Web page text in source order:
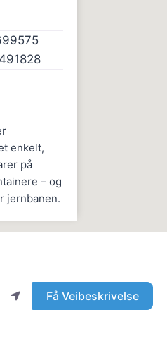
Få Veibeskrivelse
enkelt,
på
– og
jernbanen.